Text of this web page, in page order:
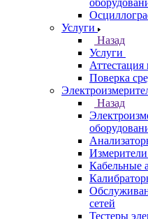
Услуги
Назад
Услуги
Поверка
Назад
Измерители
Кабельные
сетей
Тестеры